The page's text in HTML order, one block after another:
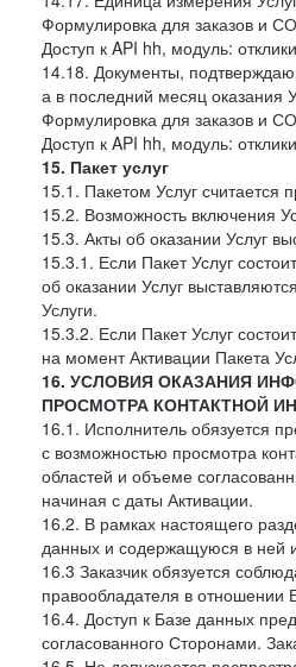
Формулировка для заказов и
Доступ к API hh, модуль:
14.18. Документы,
а в последний месяц оказания
Формулировка для заказов и
Доступ к API hh, модуль:
15. Пакет услуг
15.1. Пакетом Услуг
15.2. Возможность включения
15.3. Акты об оказании Услуг
15.3.1. Если Пакет Услуг
об оказании Услуг
Услуги.
15.3.2. Если Пакет Услуг
на момент Активации Пакета
16. УСЛОВИЯ ОКАЗАНИЯ
ПРОСМОТРА КОНТАКТНОЙ
16.1. Исполнитель обязуется
с возможностью просмотра
областей и объеме
начиная с даты Активации.
16.2. В рамках настоящего
данных и содержащуюся в
16.3 Заказчик обязуется
правообладателя в отношении
16.4. Доступ к Базе данных
согласованного Сторонами.